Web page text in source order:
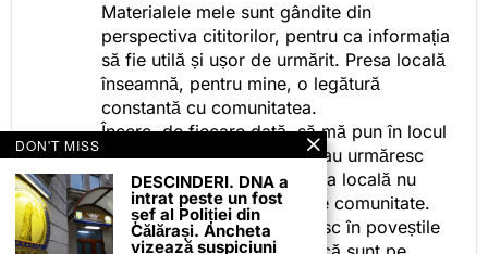
Materialele mele sunt gândite din
perspectiva cititorilor, pentru ca informația
să fie utilă și ușor de urmărit. Presa locală
înseamnă, pentru mine, o legătură
constantă cu comunitatea.
Încerc, de fiecare dată, să mă pun în locul
celor care citesc, privesc sau urmăresc
ceea ce fac. Pentru că presa locală nu
este despre mine, ci despre comunitate.
Iar dacă oamenii se regăsesc în poveștile
DON'T MISS
DESCINDERI. DNA a
intrat peste un fost
șef al Poliției din
Călărași. Ancheta
vizează suspiciuni